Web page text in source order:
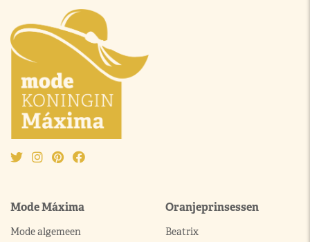
Mode Máxima
Mode algemeen
Oranjeprinsessen
Beatrix